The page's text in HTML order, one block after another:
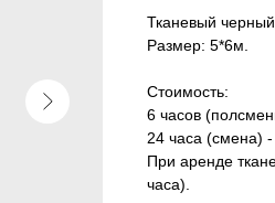
Тканевый
Размер: 5*6м.
Стоимость:
6 часов
24 часа (смена) -
При аренде
часа).